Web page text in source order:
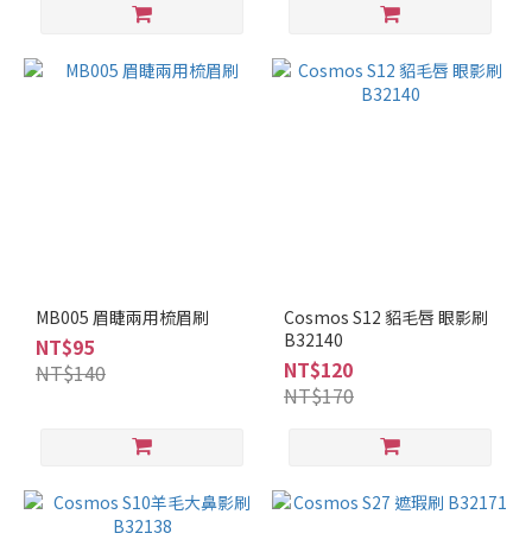
MB005 眉睫兩用梳眉刷
NT$95
NT$140
Cosmos S12 貂毛唇 眼影刷
B32140
NT$120
NT$170